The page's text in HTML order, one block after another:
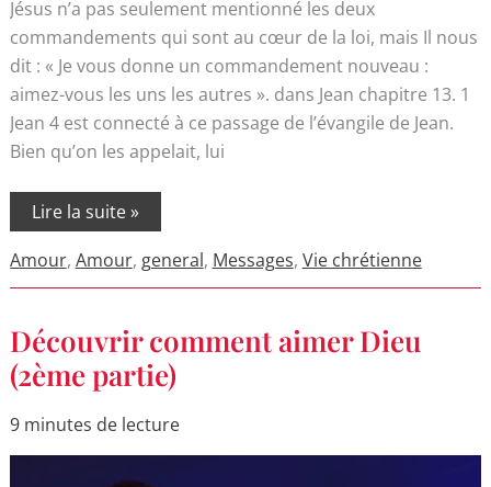
Jésus n’a pas seulement mentionné les deux
commandements qui sont au cœur de la loi, mais Il nous
dit : « Je vous donne un commandement nouveau :
aimez-vous les uns les autres ». dans Jean chapitre 13. 1
Jean 4 est connecté à ce passage de l’évangile de Jean.
Bien qu’on les appelait, lui
Lire la suite »
Amour, Amour, general, Messages, Vie chrétienne
Découvrir comment aimer Dieu
(2ème partie)
9 minutes de lecture
Découvrir
comment
aimer
Dieu
partie)